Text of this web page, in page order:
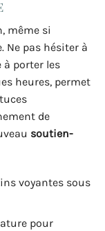
même si
Ne pas hésiter à
à porter les
heures, permet
de
soutien-
voyantes sous
pour